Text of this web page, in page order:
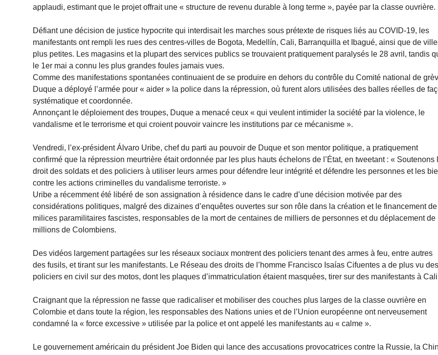
applaudi, estimant que le projet offrait une « structure de revenu durable à long terme », payée par la classe ouvrière.
Défiant une décision de justice hypocrite qui interdisait les marches sous prétexte de risques liés au COVID-19, les
manifestants ont rempli les rues des centres-villes de Bogota, Medellín, Cali, Barranquilla et Ibagué, ainsi que de
plus petites. Les magasins et la plupart des services publics se trouvaient pratiquement paralysés le 28 avril, tandis
le 1er mai a connu les plus grandes foules jamais vues.
Comme des manifestations spontanées continuaient de se produire en dehors du contrôle du Comité national de
Duque a déployé l’armée pour « aider » la police dans la répression, où furent alors utilisées des balles réelles de
systématique et coordonnée.
Annonçant le déploiement des troupes, Duque a menacé ceux « qui veulent intimider la société par la violence, le
vandalisme et le terrorisme et qui croient pouvoir vaincre les institutions par ce mécanisme ».
Vendredi, l’ex-président Álvaro Uribe, chef du parti au pouvoir de Duque et son mentor politique, a pratiquement
confirmé que la répression meurtrière était ordonnée par les plus hauts échelons de l’État, en tweetant : « Soutenons
droit des soldats et des policiers à utiliser leurs armes pour défendre leur intégrité et défendre les personnes et les
contre les actions criminelles du vandalisme terroriste. »
Uribe a récemment été libéré de son assignation à résidence dans le cadre d’une décision motivée par des
considérations politiques, malgré des dizaines d’enquêtes ouvertes sur son rôle dans la création et le financement de
milices paramilitaires fascistes, responsables de la mort de centaines de milliers de personnes et du déplacement de
millions de Colombiens.
Des vidéos largement partagées sur les réseaux sociaux montrent des policiers tenant des armes à feu, entre autres
des fusils, et tirant sur les manifestants. Le Réseau des droits de l’homme Francisco Isaías Cifuentes a de plus vu
policiers en civil sur des motos, dont les plaques d’immatriculation étaient masquées, tirer sur des manifestants à
Craignant que la répression ne fasse que radicaliser et mobiliser des couches plus larges de la classe ouvrière en
Colombie et dans toute la région, les responsables des Nations unies et de l’Union européenne ont nerveusement
condamné la « force excessive » utilisée par la police et ont appelé les manifestants au « calme ».
Le gouvernement américain du président Joe Biden qui lance des accusations provocatrices contre la Russie, la